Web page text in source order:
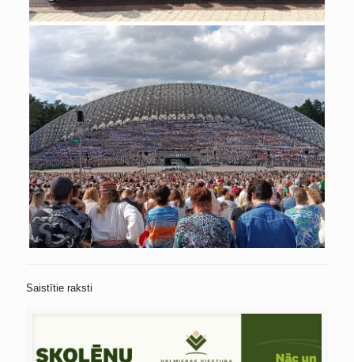
Saistītie raksti